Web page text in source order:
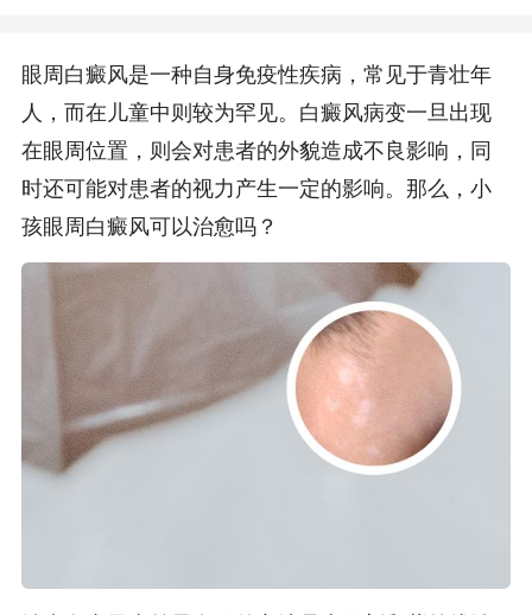
眼周白癜风是一种自身免疫性疾病，常见于青壮年
人，而在儿童中则较为罕见。白癜风病变一旦出现
在眼周位置，则会对患者的外貌造成不良影响，同
时还可能对患者的视力产生一定的影响。那么，小
孩眼周白癜风可以治愈吗？